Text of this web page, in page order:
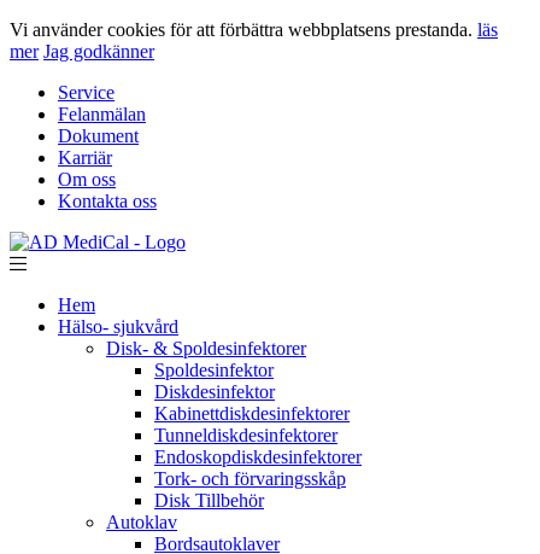
Vi använder cookies för att förbättra webbplatsens prestanda. läs
mer Jag godkänner
Service
Felanmälan
Dokument
Karriär
Om oss
Kontakta oss
Hem
Hälso- sjukvård
Disk- & Spoldesinfektorer
Spoldesinfektor
Diskdesinfektor
Kabinettdiskdesinfektorer
Tunneldiskdesinfektorer
Endoskopdiskdesinfektorer
Tork- och förvaringsskåp
Disk Tillbehör
Autoklav
Bordsautoklaver